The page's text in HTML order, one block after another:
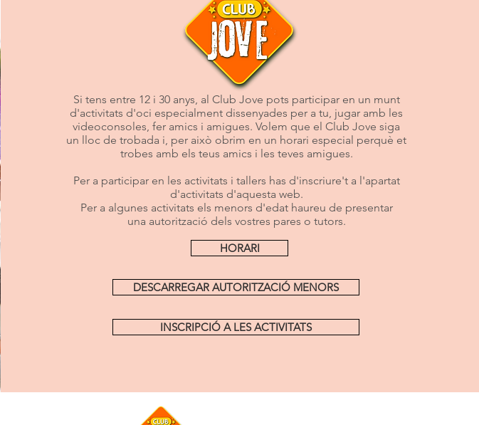
Si tens entre 12 i 30 anys, al Club Jove pots participar en un munt
d'activitats d'oci especialment dissenyades per a tu, jugar amb les
videoconsoles, fer amics i amigues. Volem que el Club Jove siga
un lloc de trobada i, per això obrim en un horari especial perquè et
trobes amb els teus amics i les teves amigues.
Per a participar en les activitats i tallers has d'inscriure't a l'apartat
d'activitats d'aquesta web.
Per a algunes activitats els menors d'edat haureu de presentar
una autorització dels vostres pares o tutors.
HORARI
DESCARREGAR AUTORITZACIÓ MENORS
INSCRIPCIÓ A LES ACTIVITATS